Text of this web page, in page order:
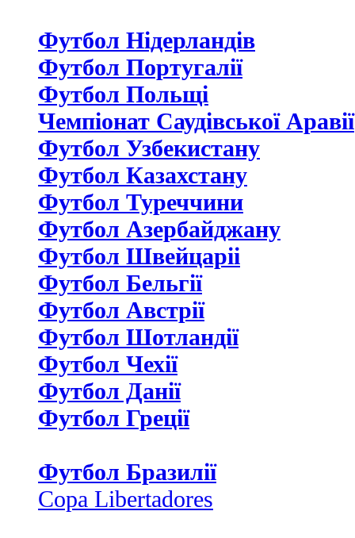
Футбол Нідерландiв
Футбол Португалії
Футбол Польщі
Чемпіонат Саудівської Аравії
Футбол Узбекистану
Футбол Казахстану
Футбол Туреччини
Футбол Азербайджану
Футбол Швейцаріі
Футбол Бельгії
Футбол Австрії
Футбол Шотландії
Футбол Чехії
Футбол Данії
Футбол Греції
Футбол Бразилії
Copa Libertadores